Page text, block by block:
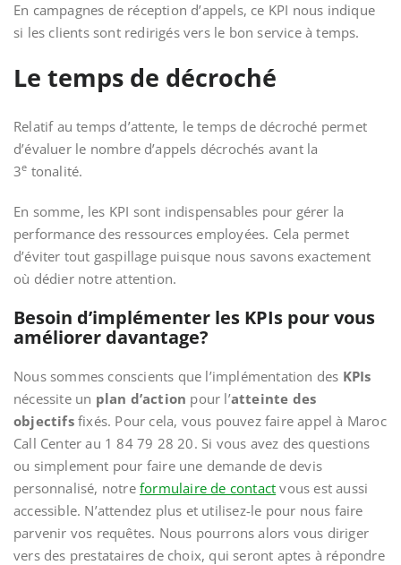
En campagnes de réception d’appels, ce KPI nous indique
si les clients sont redirigés vers le bon service à temps.
Le temps de décroché
Relatif au temps d’attente, le temps de décroché permet
d’évaluer le nombre d’appels décrochés avant la
3e tonalité.
En somme, les KPI sont indispensables pour gérer la
performance des ressources employées. Cela permet
d’éviter tout gaspillage puisque nous savons exactement
où dédier notre attention.
Besoin d’implémenter les KPIs pour vous
améliorer davantage?
Nous sommes conscients que l’implémentation des KPIs
nécessite un plan d’action pour l’atteinte des
objectifsfixés. Pour cela, vous pouvez faire appel à Maroc
Call Center au 1 84 79 28 20. Si vous avez des questions
ou simplement pour faire une demande de devis
personnalisé, notre formulaire de contact vous est aussi
accessible. N’attendez plus et utilisez-le pour nous faire
parvenir vos requêtes. Nous pourrons alors vous diriger
vers des prestataires de choix, qui seront aptes à répondre